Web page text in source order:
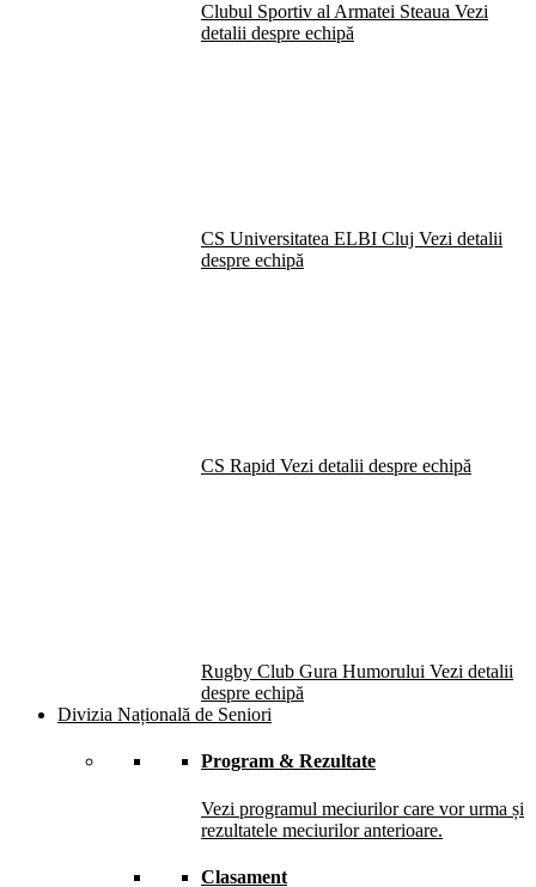
Clubul Sportiv al Armatei Steaua Vezi
detalii despre echipă
CS Universitatea ELBI Cluj Vezi detalii
despre echipă
CS Rapid Vezi detalii despre echipă
Rugby Club Gura Humorului Vezi detalii
despre echipă
Divizia Națională de Seniori
Program & Rezultate
Vezi programul meciurilor care vor urma și
rezultatele meciurilor anterioare.
Clasament